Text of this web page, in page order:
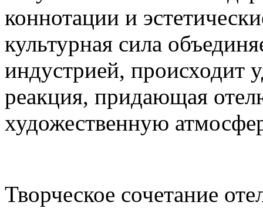
коннотации и
культурная сила
индустрией, происходит
реакция, придающая
художественную
Творческое сочетание